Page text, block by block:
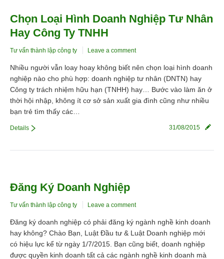
Chọn Loại Hình Doanh Nghiệp Tư Nhân
Hay Công Ty TNHH
Tư vấn thành lập công ty Leave a comment
Nhiều người vẫn loay hoay không biết nên chọn loại hình doanh
nghiệp nào cho phù hợp: doanh nghiệp tư nhân (DNTN) hay
Công ty trách nhiệm hữu hạn (TNHH) hay… Bước vào làm ăn ở
thời hội nhập, không ít cơ sở sản xuất gia đình cũng như nhiều
bạn trẻ tìm thấy các…
31/08/2015
Details
Đăng Ký Doanh Nghiệp
Tư vấn thành lập công ty Leave a comment
Đăng ký doanh nghiệp có phải đăng ký ngành nghề kinh doanh
hay không? Chào Bạn, Luật Đầu tư & Luật Doanh nghiệp mới
có hiệu lực kể từ ngày 1/7/2015. Bạn cũng biết, doanh nghiệp
được quyền kinh doanh tất cả các ngành nghề kinh doanh mà